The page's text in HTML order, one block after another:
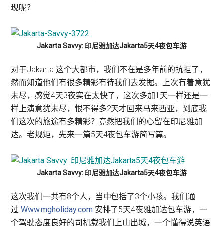
现呢？
Jakarta Savvy: 印尼雅加达Jakarta5天4夜包车游
对于Jakarta 这个大都市，我们不在是多年前的抗拒了，
然而知道他们有很多精彩有待我们去发掘。上次有着意犹
未尽，感觉4天3夜实在太快了，这次多加1天一样还是一
样上演意犹未尽，恨不得多2天才回来马来西亚，到底我
们这次的旅途有多精彩？竟然把我们的心留在印尼雅加
达。老规矩，先来一篇5天4夜包车游简写篇。
Jakarta Savvy: 印尼雅加达Jakarta5天4夜包车游
这次我们一共有8个人，当中包括了3个小孩。我们通
过Www.mgholiday.com 安排了5天4夜雅加达包车游，一
个驾驶态度良好的司机载我们上山出城，一个懂得说英语